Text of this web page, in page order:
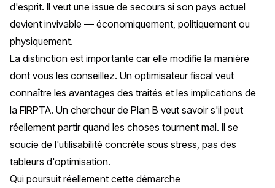
d'esprit. Il veut une issue de secours si son pays actuel
devient invivable — économiquement, politiquement ou
physiquement.
La distinction est importante car elle modifie la manière
dont vous les conseillez. Un optimisateur fiscal veut
connaître les avantages des traités et les implications de
la FIRPTA. Un chercheur de Plan B veut savoir s'il peut
réellement partir quand les choses tournent mal. Il se
soucie de l'utilisabilité concrète sous stress, pas des
tableurs d'optimisation.
Qui poursuit réellement cette démarche